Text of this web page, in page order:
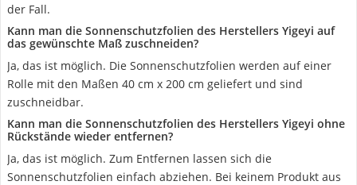
der Fall.
Kann man die Sonnenschutzfolien des Herstellers Yigeyi auf
das gewünschte Maß zuschneiden?
Ja, das ist möglich. Die Sonnenschutzfolien werden auf einer
Rolle mit den Maßen 40 cm x 200 cm geliefert und sind
zuschneidbar.
Kann man die Sonnenschutzfolien des Herstellers Yigeyi ohne
Rückstände wieder entfernen?
Ja, das ist möglich. Zum Entfernen lassen sich die
Sonnenschutzfolien einfach abziehen. Bei keinem Produkt aus